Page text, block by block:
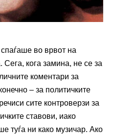
во врвот на
Сега, кога замина, не се за
коментари за
– за политичките
сите контроверзи за
ставови, иако
туѓа ни како музичар. Ако